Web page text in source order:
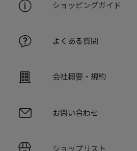
ショッピングガイド
よくある質問
会社概要・規約
お問い合わせ
ショップリスト